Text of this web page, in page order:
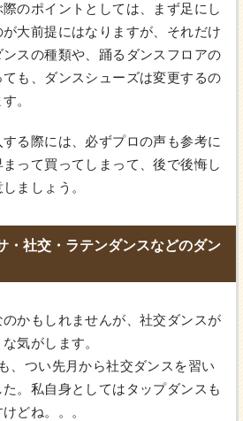
のポイントとしては、まず足にし
大前提にはなりますが、それだけ
スの種類や、踊るダンスフロアの
も、ダンスシューズは変更するの
。
る際には、必ずプロの声も参考に
って買ってしまって、後で後悔し
ましょう。
・社交・ラテンダンスなどのダン
かもしれませんが、社交ダンスが
気がします。
、つい先月から社交ダンスを習い
。私自身としてはタップダンスも
どね。。。